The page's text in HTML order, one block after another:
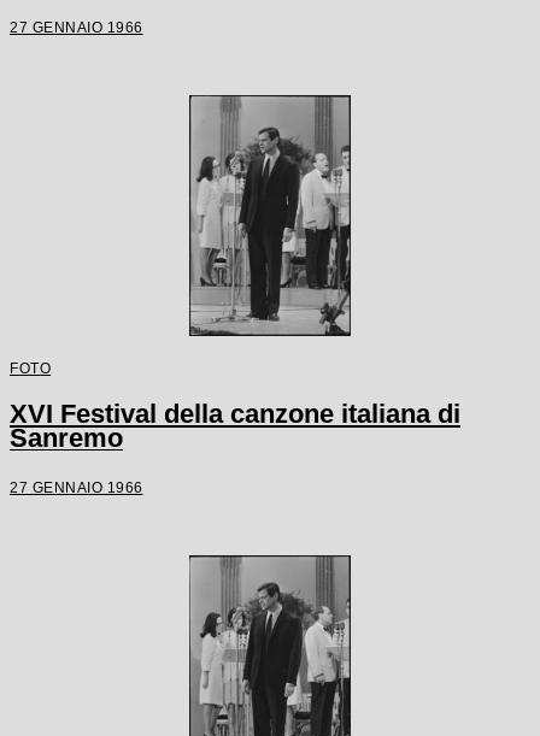
27 GENNAIO 1966
FOTO
XVI Festival della canzone italiana di
Sanremo
27 GENNAIO 1966